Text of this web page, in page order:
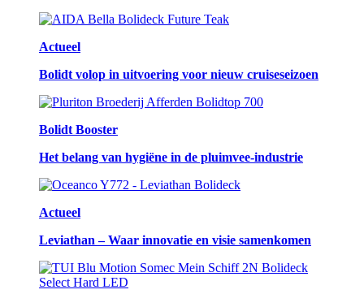
Actueel
Bolidt volop in uitvoering voor nieuw cruiseseizoen
Bolidt Booster
Het belang van hygiëne in de pluimvee-industrie
Actueel
Leviathan – Waar innovatie en visie samenkomen